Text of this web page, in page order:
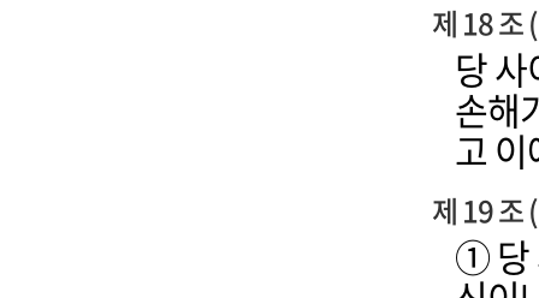
제 18 조
당
손해
고
제 19 조
① 당